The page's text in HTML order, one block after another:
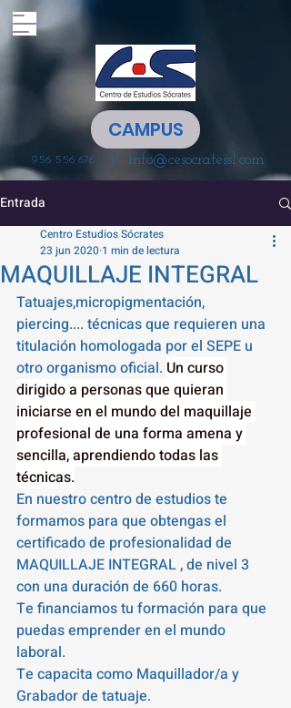
956 556 676 info@cesocratessl.com
CAMPUS
Entrada
MAQUILLAJE INTEGRAL
Centro Estudios Sócrates
23 jun 2020 1 min de lectura
Tatuajes,micropigmentación,
piercing.... técnicas que requieren una
titulación homologada por el SEPE u
otro organismo oficial. Un curso
dirigido a personas que quieran
iniciarse en el mundo del maquillaje
profesional de una forma amena y
sencilla, aprendiendo todas las
técnicas.
En nuestro centro de estudios te
formamos para que obtengas el
certificado de profesionalidad de
MAQUILLAJE INTEGRAL , de nivel 3
con una duración de 660 horas.
Te financiamos tu formación para que
puedas emprender en el mundo
laboral.
Te capacita como Maquillador/a y
Grabador de tatuaje.